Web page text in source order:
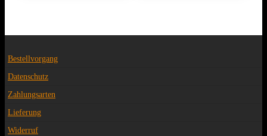
Bestellvorgang
Datenschutz
Zahlungsarten
Lieferung
Widerruf